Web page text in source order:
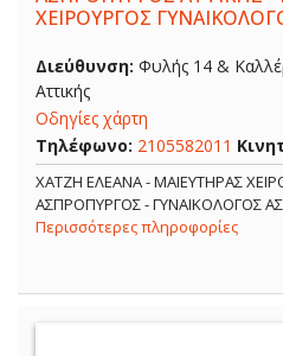
ΧΕΙΡΟΥΡΓΟΣ
Διεύθυνση: Φυλής 14 &
Αττικής
Οδηγίες χάρτη
Τηλέφωνο: 2105582011
ΧΑΤΖΗ ΕΛΕΑΝΑ - ΜΑΙΕΥΤΗΡΑΣ
ΑΣΠΡΟΠΥΡΓΟΣ - ΓΥΝΑΙΚΟΛΟΓΟΣ
Περισσότερες πληροφορίες